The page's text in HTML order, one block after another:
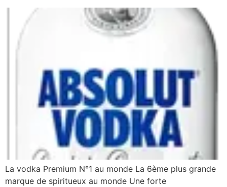
La vodka Premium N°1 au monde La 6ème plus grande
marque de spiritueux au monde Une forte